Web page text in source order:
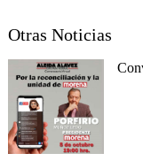
Otras Noticias